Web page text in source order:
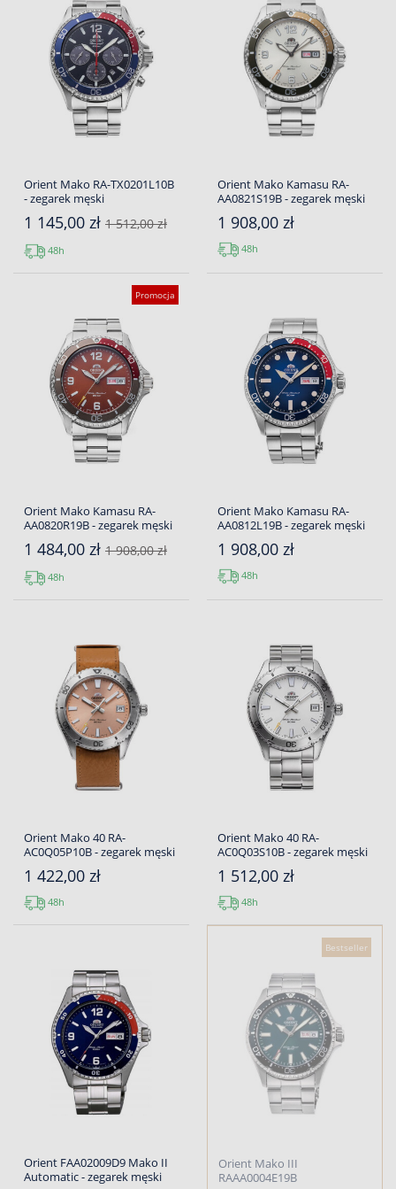
Orient Mako RA-TX0201L10B
- zegarek męski
1 145,00 zł 1 512,00 zł
48h
Orient Mako Kamasu RA-
AA0821S19B - zegarek męski
1 908,00 zł
48h
Promocja
Orient Mako Kamasu RA-
AA0820R19B - zegarek męski
1 484,00 zł 1 908,00 zł
48h
Orient Mako Kamasu RA-
AA0812L19B - zegarek męski
1 908,00 zł
48h
Orient Mako 40 RA-
AC0Q05P10B - zegarek męski
1 422,00 zł
48h
Orient Mako 40 RA-
AC0Q03S10B - zegarek męski
1 512,00 zł
48h
Orient FAA02009D9 Mako II
Automatic - zegarek męski
Bestseller
Orient Mako III
RAAA0004E19B